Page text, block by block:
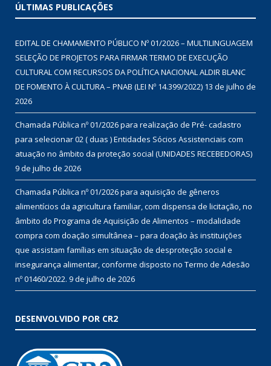
ÚLTIMAS PUBLICAÇÕES
EDITAL DE CHAMAMENTO PÚBLICO Nº 01/2026 – MULTILINGUAGEM
SELEÇÃO DE PROJETOS PARA FIRMAR TERMO DE EXECUÇÃO
CULTURAL COM RECURSOS DA POLÍTICA NACIONAL ALDIR BLANC
DE FOMENTO À CULTURA – PNAB (LEI Nº 14.399/2022) 13 de julho de
2026
Chamada Pública nº 01/2026 para realização de Pré- cadastro
para selecionar 02 ( duas ) Entidades Sócios Assistenciais com
atuação no âmbito da proteção social (UNIDADES RECEBEDORAS)
9 de julho de 2026
Chamada Pública nº 01/2026 para aquisição de gêneros
alimentícios da agricultura familiar, com dispensa de licitação, no
âmbito do Programa de Aquisição de Alimentos – modalidade
compra com doação simultânea – para doação às instituições
que assistam famílias em situação de desproteção social e
insegurança alimentar, conforme disposto no Termo de Adesão
nº 01460/2022. 9 de julho de 2026
DESENVOLVIDO POR CR2